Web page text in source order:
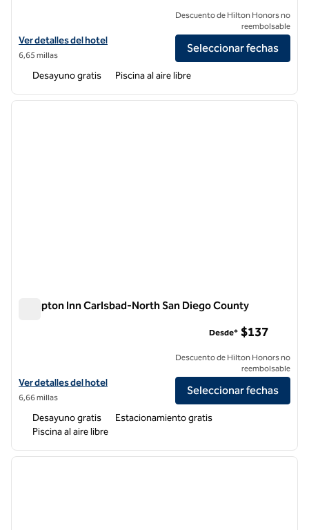
Ver detalles del hotel Homewood Suites by Hilton Carlsbad-North
Ver detalles del hotel
6,65 millas
Descuento de Hilton Honors no
reembolsable
Seleccionar fechas
Desayuno gratis Piscina al aire libre
1 de 12
Hampton Inn Carlsbad-North San Diego County
Ver detalles del hotel Hampton Inn Carlsbad-North San Diego
Ver detalles del hotel
6,66 millas
Desde* $137
Descuento de Hilton Honors no
reembolsable
Seleccionar fechas
Desayuno gratis
Estacionamiento gratis
Piscina al aire libre
1 de 12